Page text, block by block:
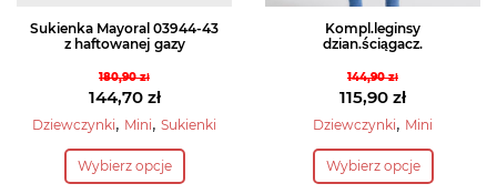
Sukienka Mayoral 03944-43
z haftowanej gazy
180,90zł
Pierwotna
cena
wynosiła:
180,90 zł.
144,70 zł
Aktualna
cena
wynosi:
Dziewczynki, Mini, Sukienki
Wybierz opcje
Ten
produkt
Kompl.leginsy
dzian.ściągacz.
144,90zł
Pierwotna
cena
wynosiła:
144,90 zł.
115,90 zł
Aktualna
cena
wynosi:
Dziewczynki, Mini
Wybierz opcje
Ten
produkt